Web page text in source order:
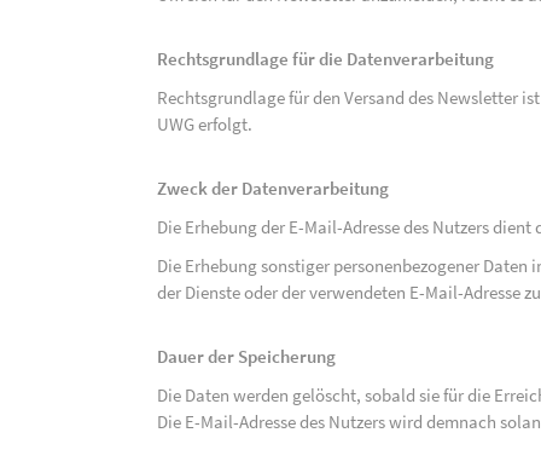
Rechtsgrundlage für die Datenverarbeitung
Rechtsgrundlage für den Versand des Newsletter ist
UWG erfolgt.
Zweck der Datenverarbeitung
Die Erhebung der E-Mail-Adresse des Nutzers
Die Erhebung sonstiger personenbezogener
der Dienste oder der verwendeten E-Mail-Adresse
Dauer der Speicherung
Die Daten werden gelöscht, sobald sie für die
Die E-Mail-Adresse des Nutzers wird demnach